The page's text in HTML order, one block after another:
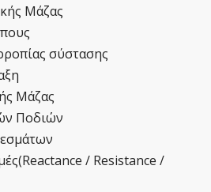
Μάζας
σύστασης
Μάζας
Ποδιών
/ Resistance /